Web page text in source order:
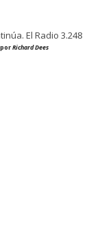
El Radio 3.248
Richard Dees